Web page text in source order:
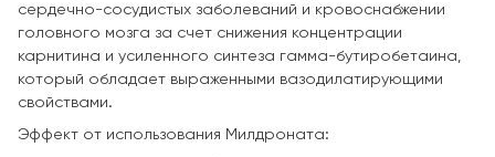
сердечно-сосудистых заболеваний и кровоснабжении
головного мозга за счет снижения концентрации
карнитина и усиленного синтеза гамма-бутиробетаина,
который обладает выраженными вазодилатирующими
свойствами.
Эффект от использования Милдроната: